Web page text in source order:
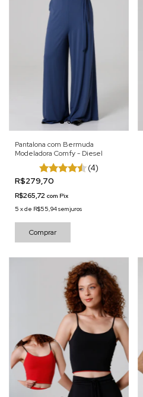
Pantalona com Bermuda
Modeladora Comfy - Diesel
(4)
R$279,70
R$265,72 com Pix
5 xde R$55,94sem juros
Comprar